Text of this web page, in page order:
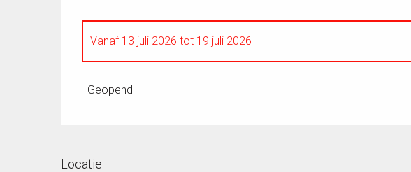
Vanaf
Vanaf13 juli 2026tot 19 juli 2026
Geopend
Locatie